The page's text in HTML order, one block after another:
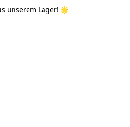
unserem Lager! 🌟